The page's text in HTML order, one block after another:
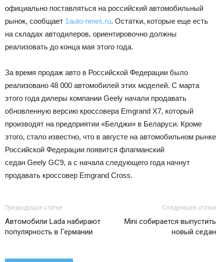
официально поставляться на российский автомобильный
рынок, сообщает 1auto-news.ru. Остатки, которые еще есть
на складах автодилеров, ориентировочно должны
реализовать до конца мая этого года.
За время продаж авто в Российской Федерации было
реализовано 48 000 автомобилей этих моделей. С марта
этого года дилеры компании Geely начали продавать
обновленную версию кроссовера Emgrand X7, который
производят на предприятии «Белджи» в Беларуси. Кроме
этого, стало известно, что в августе на автомобильном рынке
Российской Федерации появится флагманский
седан Geely GC9, а с начала следующего года начнут
продавать кроссовер Emgrand Cross.
Предыдущая статья
Автомобили Lada набирают
популярность в Германии
Следующая статья
Mini собирается выпустить
новый седан